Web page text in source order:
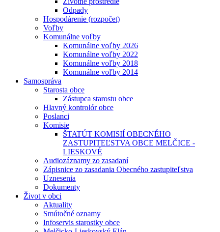
Odpady
Hospodárenie (rozpočet)
Voľby
Komunálne voľby
Komunálne voľby 2026
Komunálne voľby 2022
Komunálne voľby 2018
Komunálne voľby 2014
Samospráva
Starosta obce
Zástupca starostu obce
Hlavný kontrolór obce
Poslanci
Komisie
ŠTATÚT KOMISIÍ OBECNÉHO
ZASTUPITEĽSTVA OBCE MELČICE -
LIESKOVÉ
Audiozáznamy zo zasadaní
Zápisnice zo zasadania Obecného zastupiteľstva
Uznesenia
Dokumenty
Život v obci
Aktuality
Smútočné oznamy
Infoservis starostky obce